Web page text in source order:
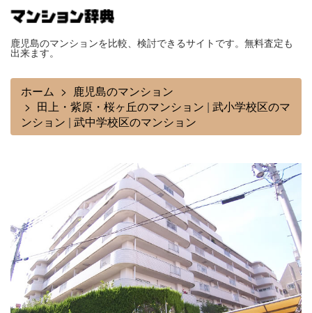
鹿児島のマンションを比較、検討できるサイトです。無料査定も
出来ます。
ホーム
鹿児島のマンション
田上・紫原・桜ヶ丘のマンション | 武小学校区のマ
ンション | 武中学校区のマンション